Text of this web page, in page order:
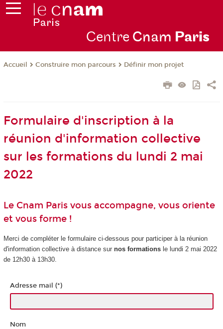
Centre Cnam Paris
Accueil Construire mon parcours Définir mon projet
Formulaire d'inscription à la
réunion d'information collective
sur les formations du lundi 2 mai
2022
Le Cnam Paris vous accompagne, vous oriente
et vous forme !
Merci de compléter le formulaire ci-dessous pour participer à la réunion
d'information collective à distance sur nos formationsle lundi 2 mai 2022
de 12h30 à 13h30.
Adresse mail (*)
Nom